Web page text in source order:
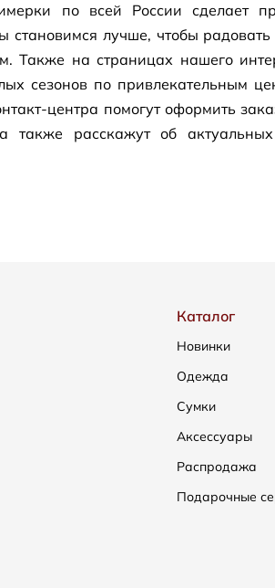
по всей России сделает
лучше, чтобы
Также на страницах нашего
сезонов по привлекательным
центра помогут оформить
расскажут об
Каталог
Новинки
Одежда
Сумки
Аксессуары
Распродажа
Подарочные